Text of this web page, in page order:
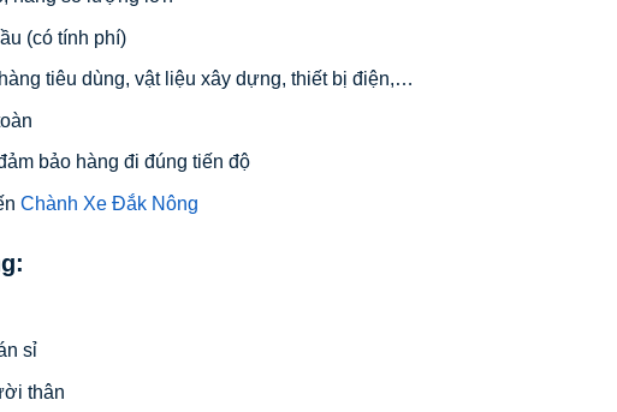
(có tính phí)
tiêu dùng, vật liệu xây dựng, thiết bị điện,…
bảo hàng đi đúng tiến độ
Chành Xe Đắk Nông
sỉ
thân